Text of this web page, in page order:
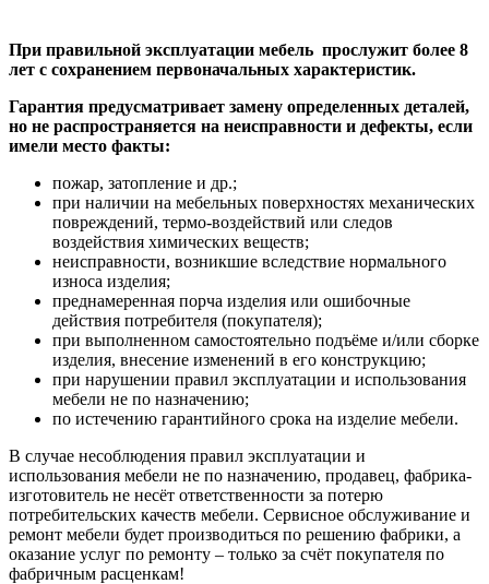
При правильной эксплуатации мебель прослужит более 8
лет с сохранением первоначальных характеристик.
Гарантия предусматривает замену определенных деталей,
но не распространяется на неисправности и дефекты, если
имели место факты:
пожар, затопление и др.;
при наличии на мебельных поверхностях механических
повреждений, термо-воздействий или следов
воздействия химических веществ;
неисправности, возникшие вследствие нормального
износа изделия;
преднамеренная порча изделия или ошибочные
действия потребителя (покупателя);
при выполненном самостоятельно подъёме и/или сборке
изделия, внесение изменений в его конструкцию;
при нарушении правил эксплуатации и использования
мебели не по назначению;
по истечению гарантийного срока на изделие мебели.
В случае несоблюдения правил эксплуатации и
использования мебели не по назначению, продавец, фабрика-
изготовитель не несёт ответственности за потерю
потребительских качеств мебели. Сервисное обслуживание и
ремонт мебели будет производиться по решению фабрики, а
оказание услуг по ремонту – только за счёт покупателя по
фабричным расценкам!